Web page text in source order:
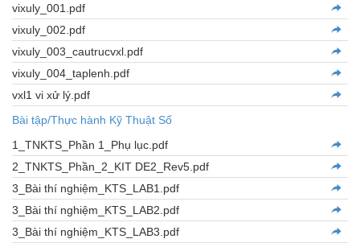
vixuly_001.pdf
vixuly_002.pdf
vixuly_003_cautrucvxl.pdf
vixuly_004_taplenh.pdf
vxl1 vi xử lý.pdf
Bài tập/Thực hành Kỹ Thuật Số
1_TNKTS_Phần 1_Phụ lục.pdf
2_TNKTS_Phần_2_KIT DE2_Rev5.pdf
3_Bài thí nghiệm_KTS_LAB1.pdf
3_Bài thí nghiệm_KTS_LAB2.pdf
3_Bài thí nghiệm_KTS_LAB3.pdf